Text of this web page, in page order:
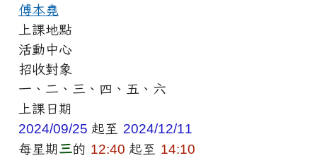
傅本堯
上課地點
活動中心
招收對象
一、二、三、四、五、六
上課日期
2024/09/25 起至 2024/12/11
每星期 三的 12:40 起至 14:10